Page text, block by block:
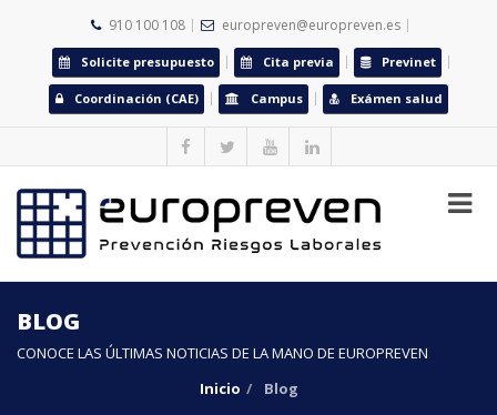
910 100 108 europreven@europreven.es
Solicite presupuesto Cita previa Previnet
Coordinación (CAE) Campus Exámen salud
BLOG
CONOCE LAS ÚLTIMAS NOTICIAS DE LA MANO DE EUROPREVEN
Inicio
Blog